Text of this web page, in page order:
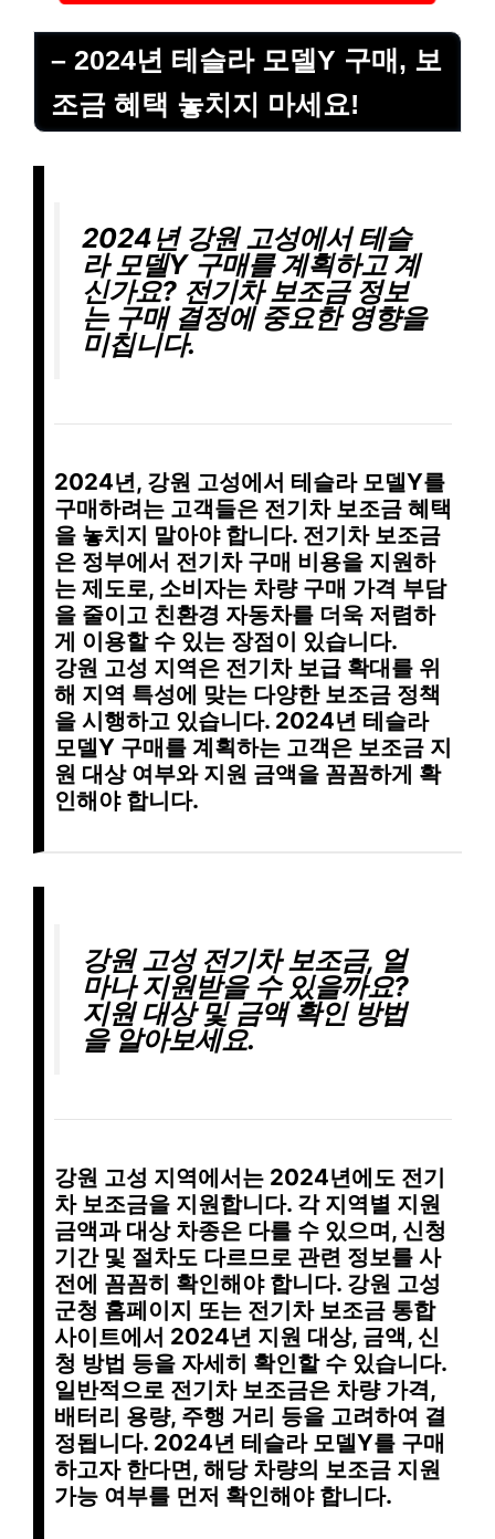
– 2024년 테슬라 모델Y 구매, 보
조금 혜택 놓치지 마세요!
2024년 강원 고성에서 테슬
라 모델Y 구매를 계획하고 계
신가요? 전기차 보조금 정보
는 구매 결정에 중요한 영향을
미칩니다.
2024년, 강원 고성에서 테슬라 모델Y를
구매하려는 고객들은 전기차 보조금 혜택
을 놓치지 말아야 합니다. 전기차 보조금
은 정부에서 전기차 구매 비용을 지원하
는 제도로, 소비자는 차량 구매 가격 부담
을 줄이고 친환경 자동차를 더욱 저렴하
게 이용할 수 있는 장점이 있습니다.
강원 고성 지역은 전기차 보급 확대를 위
해 지역 특성에 맞는 다양한 보조금 정책
을 시행하고 있습니다. 2024년 테슬라
모델Y 구매를 계획하는 고객은 보조금 지
원 대상여부와 지원 금액을 꼼꼼하게 확
인해야 합니다.
강원 고성 전기차 보조금, 얼
마나 지원받을 수 있을까요?
지원 대상 및 금액 확인 방법
을 알아보세요.
강원 고성 지역에서는 2024년에도 전기
차 보조금을 지원합니다. 각 지역별 지원
금액과 대상 차종은 다를 수 있으며, 신청
기간 및 절차도 다르므로 관련 정보를 사
전에 꼼꼼히 확인해야 합니다. 강원 고성
군청 홈페이지 또는 전기차 보조금 통합
사이트에서 2024년 지원 대상, 금액, 신
청 방법 등을 자세히 확인할 수 있습니다.
일반적으로 전기차 보조금은 차량 가격,
배터리 용량, 주행 거리 등을 고려하여 결
정됩니다. 2024년 테슬라 모델Y를 구매
하고자 한다면, 해당 차량의 보조금 지원
가능 여부를 먼저 확인해야 합니다.